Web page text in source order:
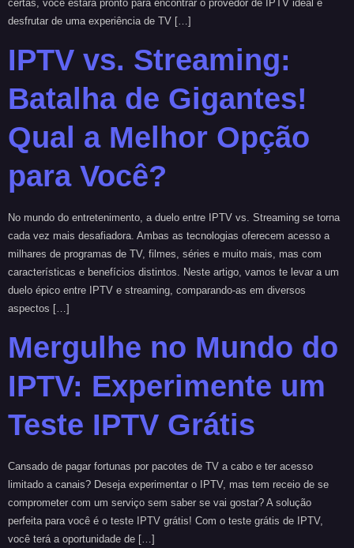
certas, você estará pronto para encontrar o provedor de IPTV ideal e
desfrutar de uma experiência de TV […]
IPTV vs. Streaming:
Batalha de Gigantes!
Qual a Melhor Opção
para Você?
No mundo do entretenimento, a duelo entre IPTV vs. Streaming se torna
cada vez mais desafiadora. Ambas as tecnologias oferecem acesso a
milhares de programas de TV, filmes, séries e muito mais, mas com
características e benefícios distintos. Neste artigo, vamos te levar a um
duelo épico entre IPTV e streaming, comparando-as em diversos
aspectos […]
Mergulhe no Mundo do
IPTV: Experimente um
Teste IPTV Grátis
Cansado de pagar fortunas por pacotes de TV a cabo e ter acesso
limitado a canais? Deseja experimentar o IPTV, mas tem receio de se
comprometer com um serviço sem saber se vai gostar? A solução
perfeita para você é o teste IPTV grátis! Com o teste grátis de IPTV,
você terá a oportunidade de […]